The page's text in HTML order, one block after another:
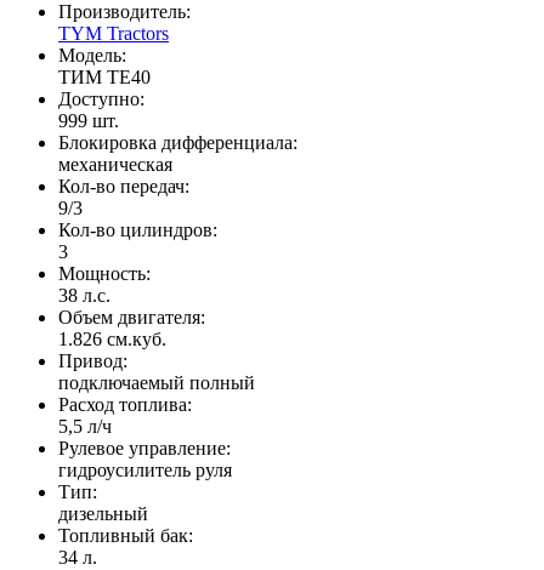
Производитель:
TYM Tractors
Модель:
ТИМ ТЕ40
Доступно:
999 шт.
Блокировка дифференциала:
механическая
Кол-во передач:
9/3
Кол-во цилиндров:
3
Мощность:
38 л.с.
Объем двигателя:
1.826 см.куб.
Привод:
подключаемый полный
Расход топлива:
5,5 л/ч
Рулевое управление:
гидроусилитель руля
Тип:
дизельный
Топливный бак:
34 л.